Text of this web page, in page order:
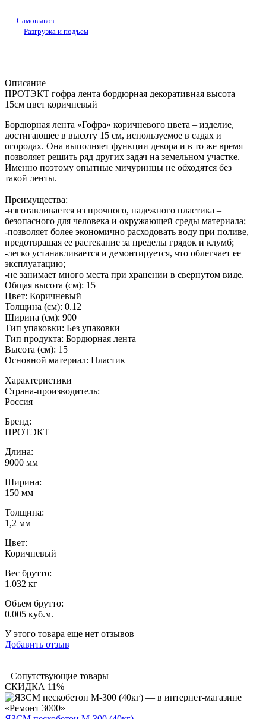
Самовывоз
Разгрузка и подъем
Описание
ПРОТЭКТ гофра лента бордюрная декоративная высота
15см цвет коричневый
Бордюрная лента «Гофра» коричневого цвета – изделие,
достигающее в высоту 15 см, используемое в садах и
огородах. Она выполняет функции декора и в то же время
позволяет решить ряд других задач на земельном участке.
Именно поэтому опытные мичуринцы не обходятся без
такой ленты.
Преимущества:
-изготавливается из прочного, надежного пластика –
безопасного для человека и окружающей среды материала;
-позволяет более экономично расходовать воду при поливе,
предотвращая ее растекание за пределы грядок и клумб;
-легко устанавливается и демонтируется, что облегчает ее
эксплуатацию;
-не занимает много места при хранении в свернутом виде.
Общая высота (см): 15
Цвет: Коричневый
Толщина (см): 0.12
Ширина (см): 900
Тип упаковки: Без упаковки
Тип продукта: Бордюрная лента
Высота (см): 15
Основной материал: Пластик
Характеристики
Страна-производитель:
Россия
Бренд:
ПРОТЭКТ
Длина:
9000 мм
Ширина:
150 мм
Толщина:
1,2 мм
Цвет:
Коричневый
Вес брутто:
1.032 кг
Объем брутто:
0.005 куб.м.
У этого товара еще нет отзывов
Добавить отзыв
Сопутствующие товары
СКИДКА 11%